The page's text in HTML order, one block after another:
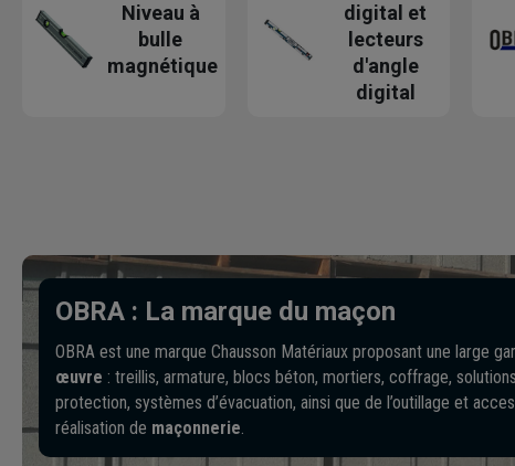
Niveau à
bulle
magnétique
digital et
lecteurs
d'angle
digital
OBRA : La marque du maçon
OBRA est une marque Chausson Matériaux proposant une large
œuvre : treillis, armature, blocs béton, mortiers, coffrage,
protection, systèmes d’évacuation, ainsi que de l’outillage et
réalisation de maçonnerie.